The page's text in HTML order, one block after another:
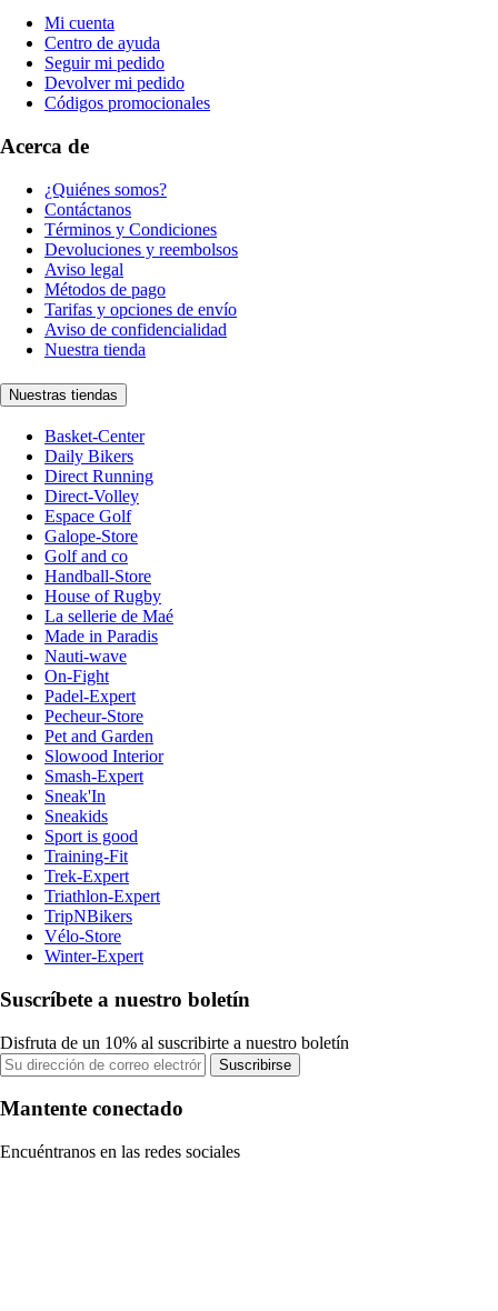
Mi cuenta
Centro de ayuda
Seguir mi pedido
Devolver mi pedido
Códigos promocionales
Acerca de
¿Quiénes somos?
Contáctanos
Términos y Condiciones
Devoluciones y reembolsos
Aviso legal
Métodos de pago
Tarifas y opciones de envío
Aviso de confidencialidad
Nuestra tienda
Nuestras tiendas
Basket-Center
Daily Bikers
Direct Running
Direct-Volley
Espace Golf
Galope-Store
Golf and co
Handball-Store
House of Rugby
La sellerie de Maé
Made in Paradis
Nauti-wave
On-Fight
Padel-Expert
Pecheur-Store
Pet and Garden
Slowood Interior
Smash-Expert
Sneak'In
Sneakids
Sport is good
Training-Fit
Trek-Expert
Triathlon-Expert
TripNBikers
Vélo-Store
Winter-Expert
Suscríbete a nuestro boletín
Disfruta de un 10% al suscribirte a nuestro boletín
Suscribirse
Mantente conectado
Encuéntranos en las redes sociales